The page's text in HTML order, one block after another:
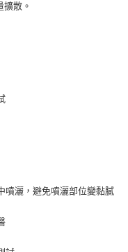
散。
噴灑，避免噴灑部位變黏膩